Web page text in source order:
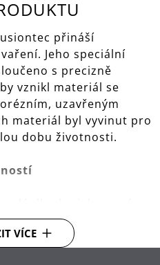
přináší
Jeho speciální
s precizně
vznikl materiál se
uzavřeným
materiál byl vyvinut pro
dobu životnosti.
vysokou tvrdostí a
Nádobí lze mýt v myčce
VÍCE